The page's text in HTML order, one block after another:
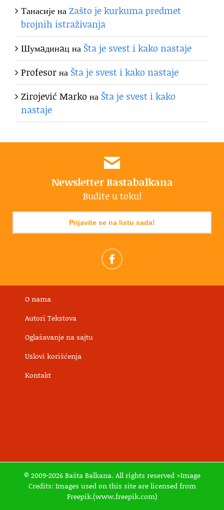
ТанасијенаZašto je kurkuma predmet
brojnih istraživanja
Шумaдинaцна Šta je svest i kako nastaje
Profesorна Šta je svest i kako nastaje
Zirojević Marko на Šta je svest i kako
nastaje
Newsletter Bastabalkana
Budite u toku!
Prijavite se na listu sada!
O nama
Autori Tekstova
Oglašavanje na sajtu
Uslovi korišćenja
Kontakt
© 2009-2026 Bašta Balkana. All rights reserved >Image
Credits: Images used on this site are licensed from
Freepik.(www.freepik.com)